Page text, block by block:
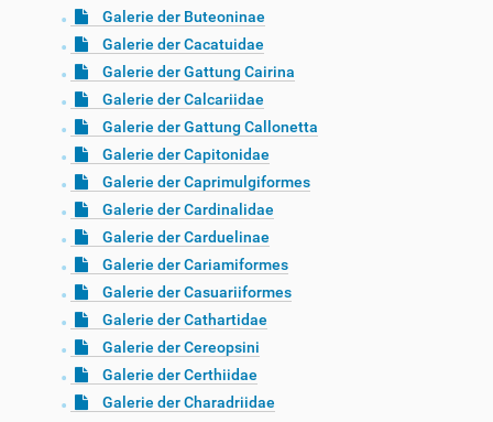
Galerie der Buteoninae
Galerie der Cacatuidae
Galerie der Gattung Cairina
Galerie der Calcariidae
Galerie der Gattung Callonetta
Galerie der Capitonidae
Galerie der Caprimulgiformes
Galerie der Cardinalidae
Galerie der Carduelinae
Galerie der Cariamiformes
Galerie der Casuariiformes
Galerie der Cathartidae
Galerie der Cereopsini
Galerie der Certhiidae
Galerie der Charadriidae